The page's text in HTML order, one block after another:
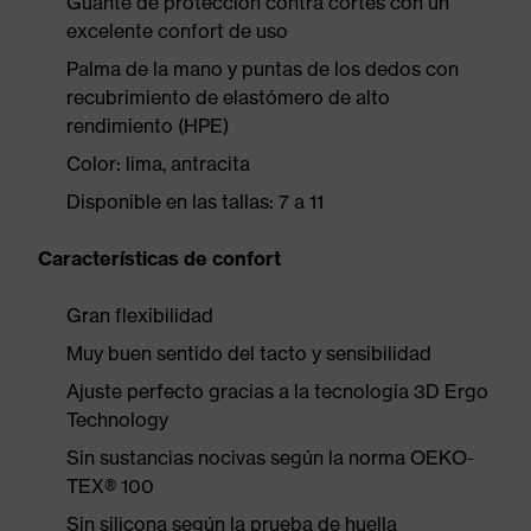
excelente confort de uso
Palma de la mano y puntas de los dedos con
recubrimiento de elastómero de alto
rendimiento (HPE)
Color: lima, antracita
Disponible en las tallas: 7 a 11
Características de confort
Gran flexibilidad
Muy buen sentido del tacto y sensibilidad
Ajuste perfecto gracias a la tecnología 3D Ergo
Technology
Sin sustancias nocivas según la norma OEKO-
TEX® 100
Sin silicona según la prueba de huella